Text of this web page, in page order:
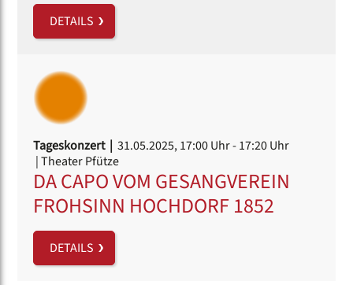
DETAILS
Tageskonzert | 31.05.2025, 17:00 Uhr- 17:20 Uhr
| Theater Pfütze
DA CAPO VOM GESANGVEREIN
FROHSINN HOCHDORF 1852
DETAILS